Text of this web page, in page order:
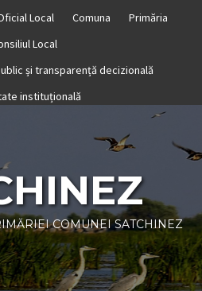
Local Comuna
Primăria
Local
și transparență decizională
instituțională
COMUNEI SATCHINEZ